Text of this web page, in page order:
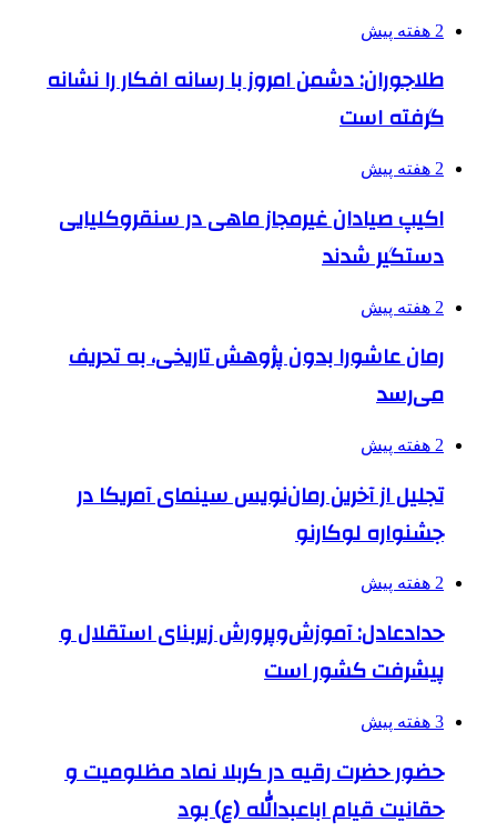
2 هفته پیش
طلاجوران: دشمن امروز با رسانه افکار را نشانه
گرفته است
2 هفته پیش
اکیپ صیادان غیرمجاز ماهی در سنقروکلیایی
دستگیر شدند
2 هفته پیش
رمان عاشورا بدون پژوهش تاریخی، به تحریف
می‌رسد
2 هفته پیش
تجلیل از آخرین رمان‌نویس سینمای آمریکا در
جشنواره لوکارنو
2 هفته پیش
حدادعادل: آموزش‌وپرورش زیربنای استقلال و
پیشرفت کشور است
3 هفته پیش
حضور حضرت رقیه در کربلا نماد مظلومیت و
حقانیت قیام اباعبدالله (ع) بود